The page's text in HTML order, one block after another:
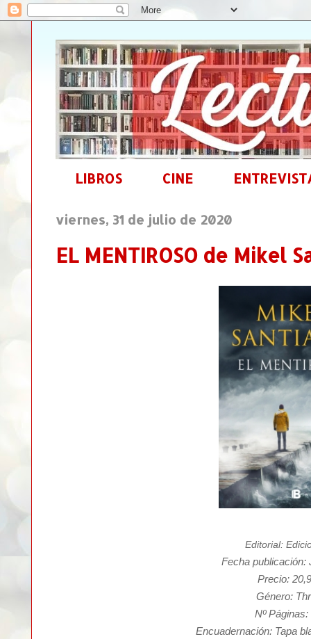
LIBROS CINE
viernes, 31 de julio de 2020
EL MENTIROSO de Mikel
Editorial:
Fecha publicación:
Precio:
Género:
Nº Páginas:
Encuadernación: Tapa